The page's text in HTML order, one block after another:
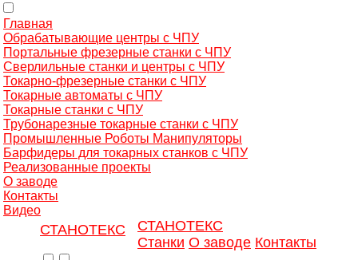
Главная
Обрабатывающие центры с ЧПУ
Портальные фрезерные станки с ЧПУ
Сверлильные станки и центры с ЧПУ
Токарно-фрезерные станки с ЧПУ
Токарные автоматы с ЧПУ
Токарные станки с ЧПУ
Трубонарезные токарные станки с ЧПУ
Промышленные Роботы Манипуляторы
Барфидеры для токарных станков с ЧПУ
Реализованные проекты
О заводе
Контакты
Видео
СТАНОТЕКС
СТАНОТЕКС
Станки О заводе Контакты